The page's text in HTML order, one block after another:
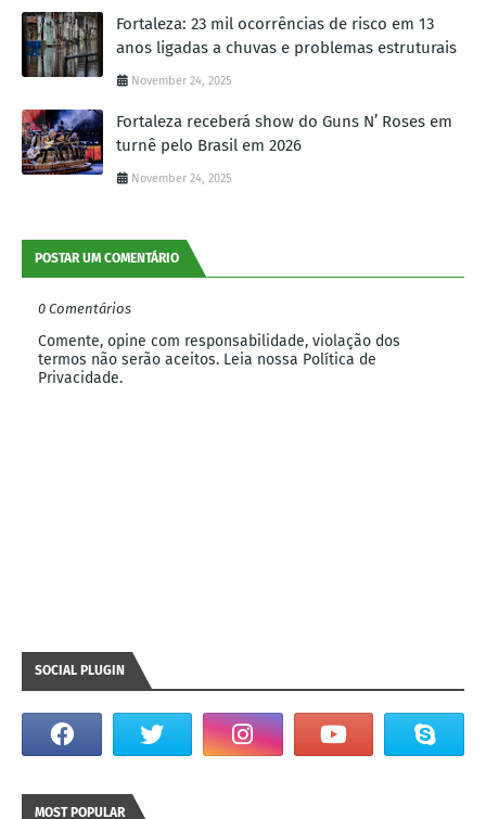
Fortaleza: 23 mil ocorrências de risco em 13
anos ligadas a chuvas e problemas estruturais
November 24, 2025
Fortaleza receberá show do Guns N’ Roses em
turnê pelo Brasil em 2026
November 24, 2025
POSTAR UM COMENTÁRIO
0 Comentários
Comente, opine com responsabilidade, violação dos
termos não serão aceitos. Leia nossa Política de
Privacidade.
SOCIAL PLUGIN
MOST POPULAR